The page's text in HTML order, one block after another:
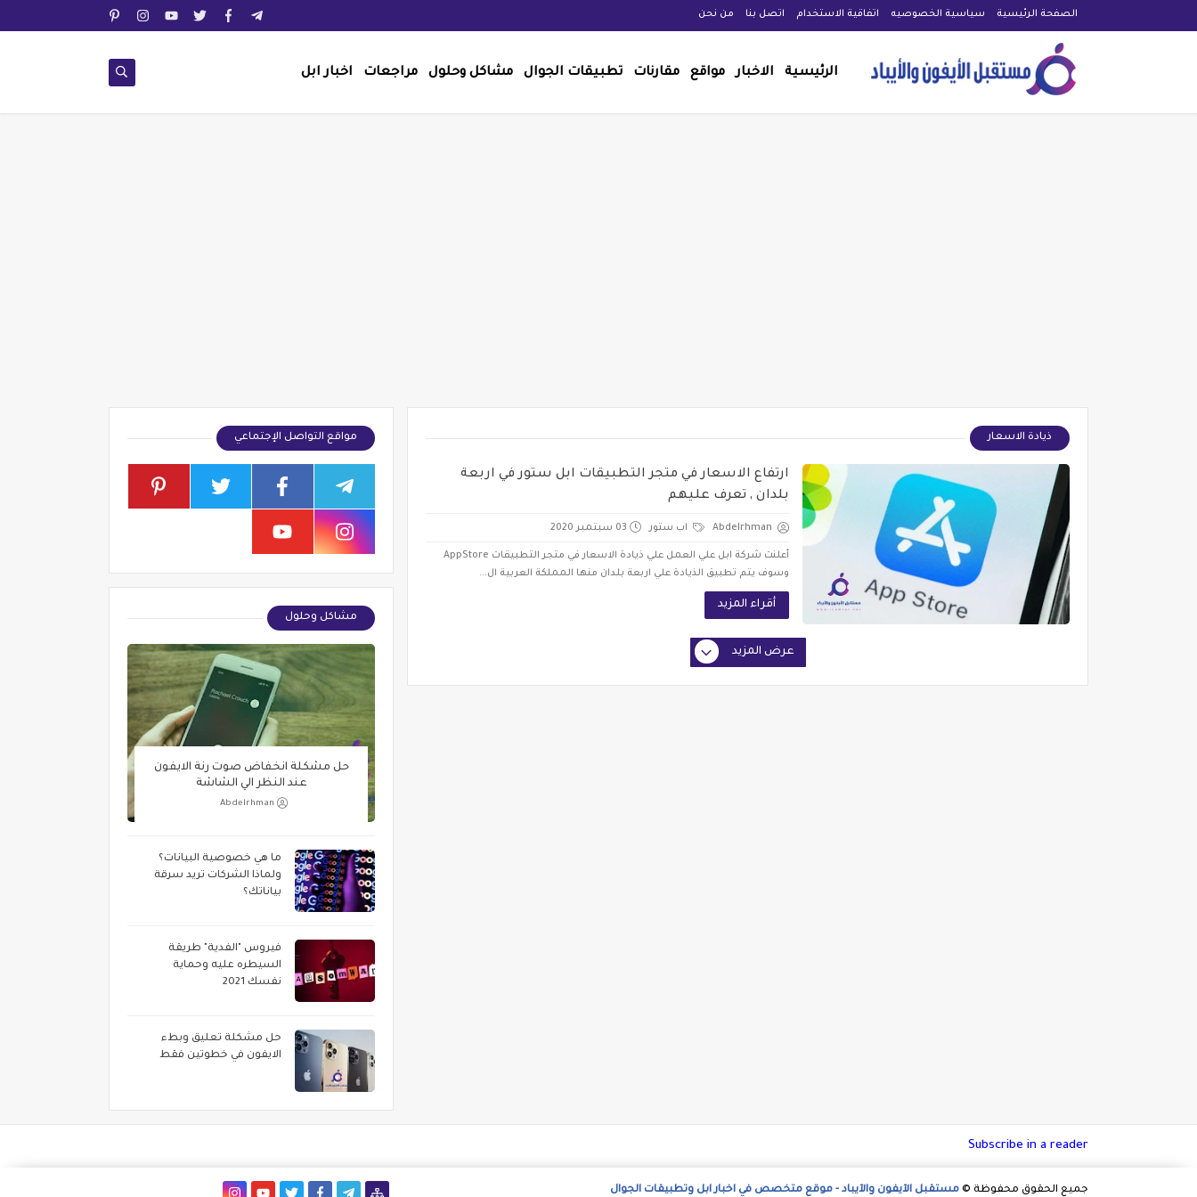
الصفحة الرئيسية سياسية الخصوصيه اتفاقية الاستخدام اتصل بنا من نحن
الرئيسية الاخبار مواقع مقارنات تطبيقات الجوال مشاكل وحلول مراجعات اخبار ابل
ذيادة الاسعار
ارتفاع الاسعار في متجر التطبيقات ابل ستور في اربعة
بلدان , تعرف عليهم
Abdelrhman اب ستور 03 سبتمبر 2020
أعلنت شركة ابل علي العمل علي ذيادة الاسعار في متجر التطبيقات AppStore
وسوف يتم تطبيق الذيادة علي اربعة بلدان منها المملكة العربية ال...
أقراء المزيد
عرض المزيد
مواقع التواصل الإجتماعي
مشاكل وحلول
حل مشكلة انخفاض صوت رنة الايفون
عند النظر الي الشاشة
Abdelrhman
ما هي خصوصية البيانات؟
ولماذا الشركات تريد سرقة
بياناتك؟
فيروس "الفدية" طريقة
السيطره عليه وحماية
نفسك 2021
حل مشكلة تعليق وبطء
الايفون في خطوتين فقط
Subscribe in a reader
جميع الحقوق محفوظة © مستقبل الآيفون والآيباد - موقع متخصص في اخبار ابل وتطبيقات الجوال